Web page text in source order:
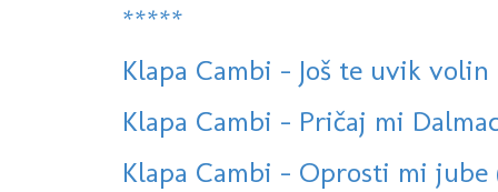
*****
Klapa Cambi - Još te uvik
Klapa Cambi - Pričaj mi
Klapa Cambi - Oprosti mi jube